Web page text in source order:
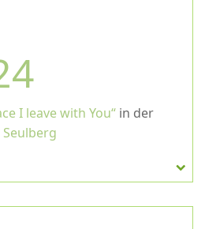
I leave with You“ in der
Seulberg